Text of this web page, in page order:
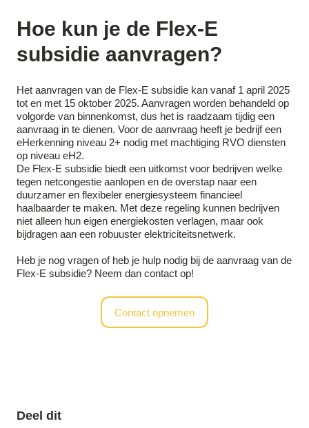
Hoe kun je de Flex-E
subsidie aanvragen?
Het aanvragen van de Flex-E subsidie kan vanaf 1 april 2025
tot en met 15 oktober 2025. Aanvragen worden behandeld op
volgorde van binnenkomst, dus het is raadzaam tijdig een
aanvraag in te dienen. Voor de aanvraag heeft je bedrijf een
eHerkenning niveau 2+ nodig met machtiging RVO diensten
op niveau eH2.
De Flex-E subsidie biedt een uitkomst voor bedrijven welke
tegen netcongestie aanlopen en de overstap naar een
duurzamer en flexibeler energiesysteem financieel
haalbaarder te maken. Met deze regeling kunnen bedrijven
niet alleen hun eigen energiekosten verlagen, maar ook
bijdragen aan een robuuster elektriciteitsnetwerk.
Heb je nog vragen of heb je hulp nodig bij de aanvraag van de
Flex-E subsidie? Neem dan contact op!
Contact opnemen
Deel dit